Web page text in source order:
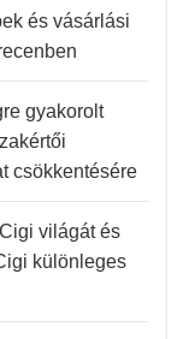
és vásárlási
gyakorolt
csökkentésére
világát és
különleges